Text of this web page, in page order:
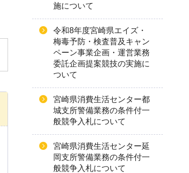
施について
令和8年度宮崎県エイズ・
梅毒予防・検査普及キャン
ペーン事業企画・運営業務
委託企画提案競技の実施に
ついて
宮崎県消費生活センター都
城支所警備業務の条件付一
般競争入札について
宮崎県消費生活センター延
岡支所警備業務の条件付一
般競争入札について